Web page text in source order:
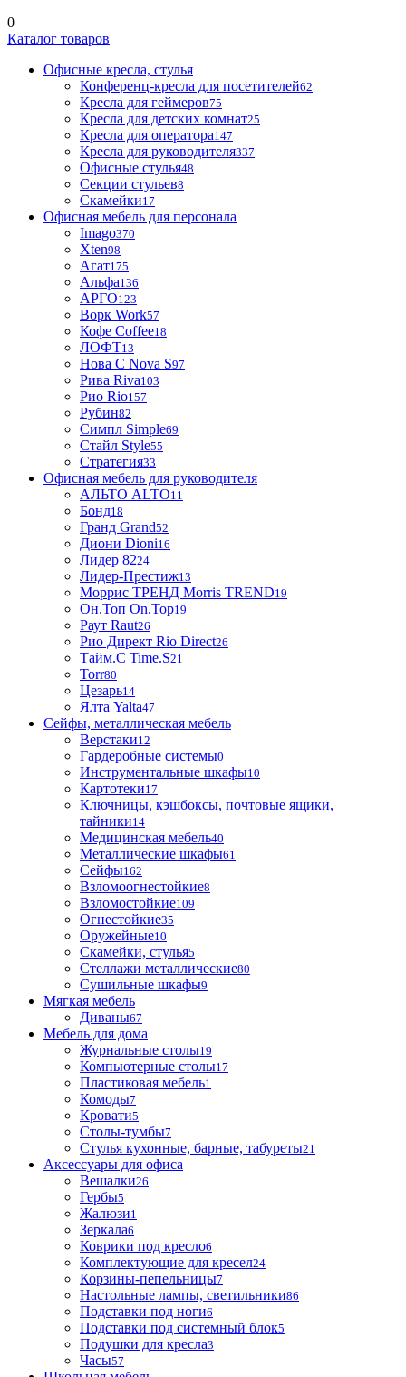
0
Каталог товаров
Офисные кресла, стулья
Конференц-кресла для посетителей62
Кресла для геймеров75
Кресла для детских комнат25
Кресла для оператора147
Кресла для руководителя337
Офисные стулья48
Секции стульев8
Скамейки17
Офисная мебель для персонала
Imago370
Xten98
Агат175
Альфа136
АРГО123
Ворк Work57
Кофе Coffee18
ЛОФТ13
Нова С Nova S97
Рива Riva103
Рио Rio157
Рубин82
Симпл Simple69
Стайл Style55
Стратегия33
Офисная мебель для руководителя
АЛЬТО ALTO11
Бонд18
Гранд Grand52
Диони Dioni16
Лидер 8224
Лидер-Престиж13
Моррис ТРЕНД Morris TREND19
Он.Топ On.Top19
Раут Raut26
Рио Директ Rio Direct26
Тайм.С Time.S21
Torr80
Цезарь14
Ялта Yalta47
Сейфы, металлическая мебель
Верстаки12
Гардеробные системы0
Инструментальные шкафы10
Картотеки17
Ключницы, кэшбоксы, почтовые ящики,
тайники14
Медицинская мебель40
Металлические шкафы61
Сейфы162
Взломоогнестойкие8
Взломостойкие109
Огнестойкие35
Оружейные10
Скамейки, стулья5
Стеллажи металлические80
Сушильные шкафы9
Мягкая мебель
Диваны67
Мебель для дома
Журнальные столы19
Компьютерные столы17
Пластиковая мебель1
Комоды7
Кровати5
Столы-тумбы7
Стулья кухонные, барные, табуреты21
Аксессуары для офиса
Вешалки26
Гербы5
Жалюзи1
Зеркала6
Коврики под кресло6
Комплектующие для кресел24
Корзины-пепельницы7
Настольные лампы, светильники86
Подставки под ноги6
Подставки под системный блок5
Подушки для кресла3
Часы57